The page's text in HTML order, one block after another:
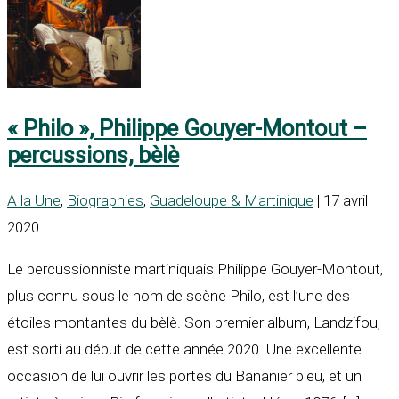
« Philo », Philippe Gouyer-Montout –
percussions, bèlè
A la Une, Biographies, Guadeloupe & Martinique | 17 avril
2020
Le percussionniste martiniquais Philippe Gouyer-Montout,
plus connu sous le nom de scène Philo, est l’une des
étoiles montantes du bèlè. Son premier album, Landzifou,
est sorti au début de cette année 2020. Une excellente
occasion de lui ouvrir les portes du Bananier bleu, et un